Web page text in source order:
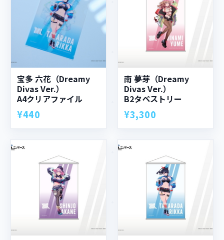
宝多 六花（Dreamy
Divas Ver.）
A4クリアファイル
¥440
南 夢芽（Dreamy
Divas Ver.）
B2タペストリー
¥3,300